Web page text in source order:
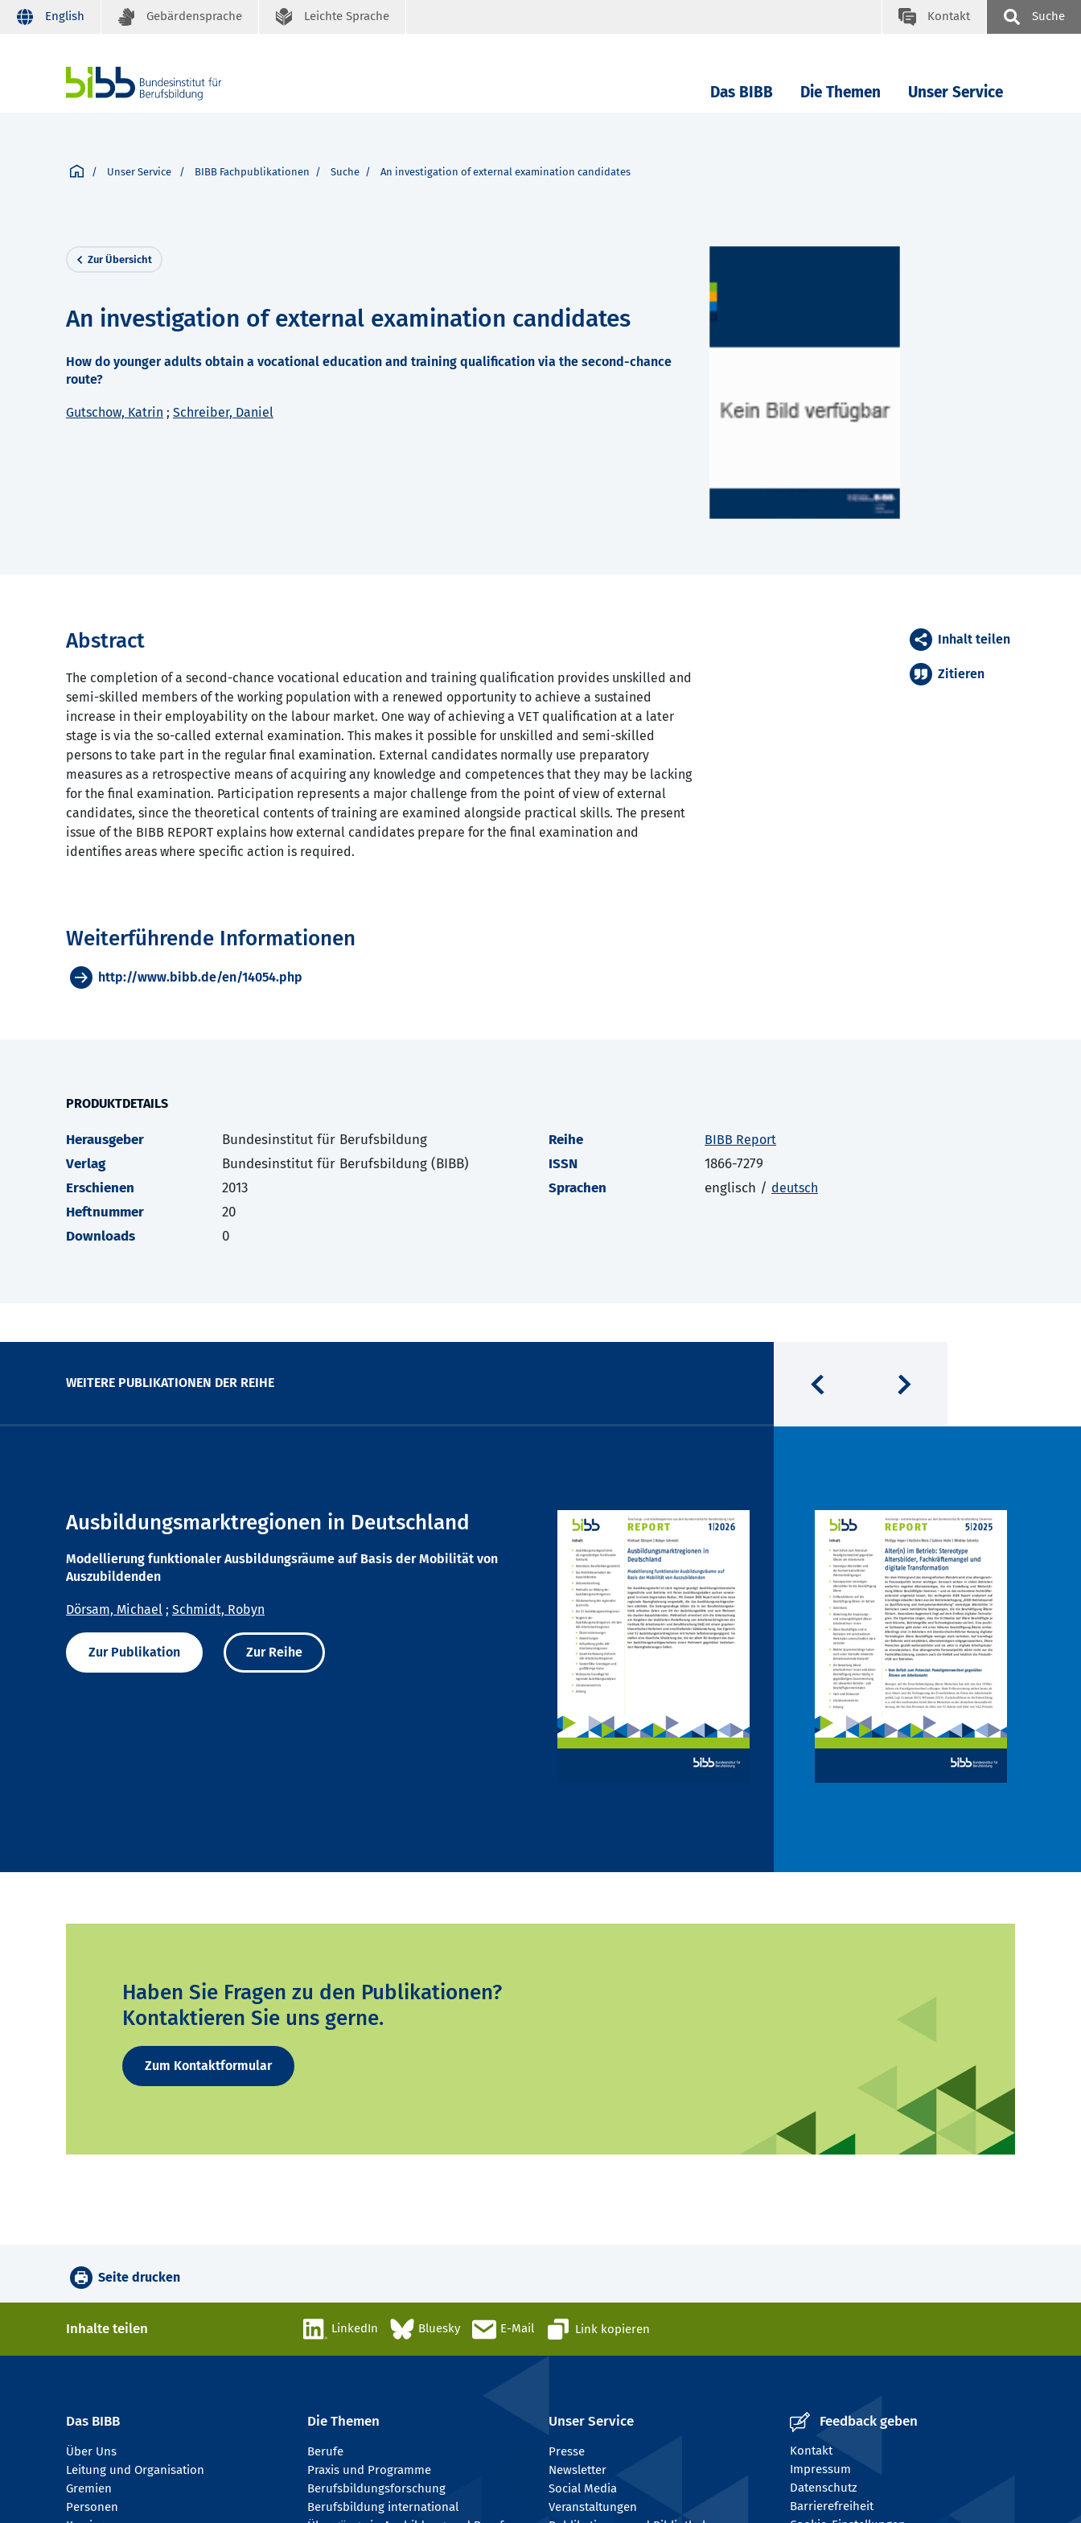
English Gebärdensprache Leichte Sprache Kontakt Suche
Das BIBB Die Themen Unser Service
Unser Service BIBB Fachpublikationen Suche An investigation of external examination candidates
Zur Übersicht
An investigation of external examination candidates
How do younger adults obtain a vocational education and training qualification via the second-chance
route?
Gutschow, Katrin ; Schreiber, Daniel
Abstract
The completion of a second-chance vocational education and training qualification provides unskilled and
semi-skilled members of the working population with a renewed opportunity to achieve a sustained
increase in their employability on the labour market. One way of achieving a VET qualification at a later
stage is via the so-called external examination. This makes it possible for unskilled and semi-skilled
persons to take part in the regular final examination. External candidates normally use preparatory
measures as a retrospective means of acquiring any knowledge and competences that they may be lacking
for the final examination. Participation represents a major challenge from the point of view of external
candidates, since the theoretical contents of training are examined alongside practical skills. The present
issue of the BIBB REPORT explains how external candidates prepare for the final examination and
identifies areas where specific action is required.
Inhalt teilen
Zitieren
Weiterführende Informationen
http://www.bibb.de/en/14054.php
PRODUKTDETAILS
Herausgeber
Bundesinstitut für Berufsbildung
Verlag
Bundesinstitut für Berufsbildung (BIBB)
Erschienen
2013
Heftnummer
20
Downloads
0
Reihe BIBB Report
ISSN
1866-7279
Sprachen
englisch / deutsch
WEITERE PUBLIKATIONEN DER REIHE
Ausbildungsmarktregionen in Deutschland
Modellierung funktionaler Ausbildungsräume auf Basis der Mobilität von
Auszubildenden
Dörsam, Michael ; Schmidt, Robyn
Zur Publikation Zur Reihe
Haben Sie Fragen zu den Publikationen?
Kontaktieren Sie uns gerne.
Zum Kontaktformular
Seite drucken
Inhalte teilen LinkedIn Bluesky E-Mail Link kopieren
Das BIBB
Über Uns
Leitung und Organisation
Gremien
Personen
Die Themen
Berufe
Praxis und Programme
Berufsbildungsforschung
Berufsbildung international
Unser Service
Presse
Newsletter
Social Media
Veranstaltungen
Feedback geben
Kontakt
Impressum
Datenschutz
Barrierefreiheit